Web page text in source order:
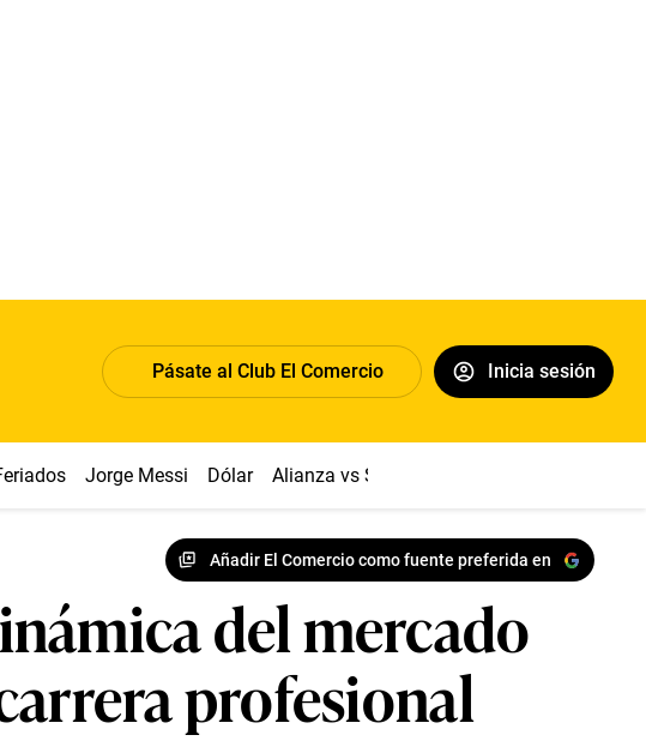
Pásate al Club El Comercio Inicia sesión
Jorge Messi Dólar Alianza vs Sport Boys
Añadir El Comercio como fuente preferida en
del mercado
profesional